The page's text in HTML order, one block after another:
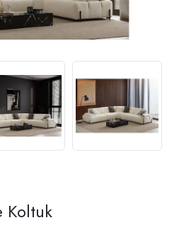
Koltuk